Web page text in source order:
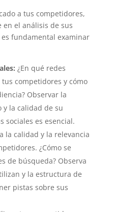
a tus competidores,
el análisis de sus
fundamental examinar
¿En qué redes
competidores y cómo
Observar la
y la calidad de su
sociales es esencial.
la calidad y la relevancia
¿Cómo se
de búsqueda? Observa
y la estructura de
pistas sobre sus